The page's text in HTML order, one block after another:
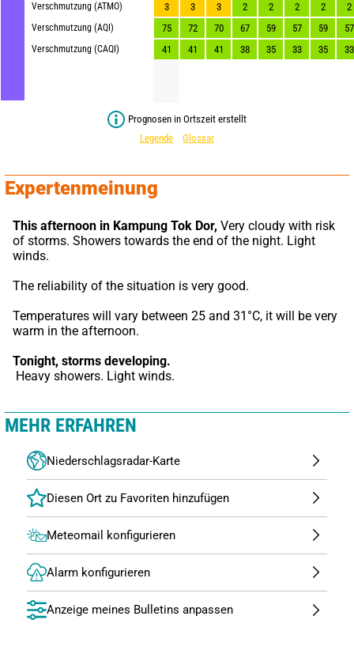
Verschmutzung (ATMO)
Verschmutzung (AQI)
Verschmutzung (CAQI)
3 3 3 2 2 2 2
2
75
72 70 67 59 57 59
57
41
41 41 38 35 33 35 33
Prognosen in Ortszeit erstellt
Legende
Glossar
Expertenmeinung
This afternoon in Kampung Tok Dor, Very cloudy with risk
of storms. Showers towards the end of the night. Light
winds.
The reliability of the situation is very good.
Temperatures will vary between 25 and 31°C, it will be very
warm in the afternoon.
Tonight, storms developing.
Heavy showers. Light winds.
MEHR ERFAHREN
Niederschlagsradar-Karte
Meteomail konfigurieren
Alarm konfigurieren
Anzeige meines Bulletins anpassen